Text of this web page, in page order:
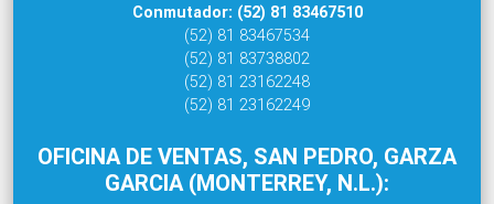
Conmutador: (52) 81 83467510
(52) 81 83467534
(52) 81 83738802
(52) 81 23162248
(52) 81 23162249
OFICINA DE VENTAS, SAN PEDRO, GARZA
GARCIA (MONTERREY, N.L.):